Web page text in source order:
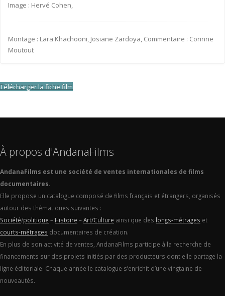
Image : Hervé Cohen,
Montage : Lara Khachooni, Josiane Zardoya, Commentaire : Corinne
Moutout
Télécharger la fiche film
À propos d'AndanaFilms
AndanaFilms est une société de ventes internationales de films
documentaires.
Elle propose un catalogue composé de films français et étrangers, organisés
autour des thématiques suivantes :
Société/politique – Histoire –Art/Culture ainsi que des longs-métrages et
courts-métrages documentaires de création.
En plus de son activité de ventes, AndanaFilms participe à la recherche de
financements sur des projets initiés par des producteurs dont elle partage la
ligne éditoriale. Chaque année le catalogue s’enrichit d’une vingtaine de
nouveautés.